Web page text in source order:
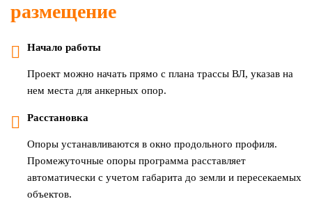
размещение
Начало работы
Проект можно начать прямо с плана трассы ВЛ, указав на
нем места для анкерных опор.
Расстановка
Опоры устанавливаются в окно продольного профиля.
Промежуточные опоры программа расставляет
автоматически с учетом габарита до земли и пересекаемых
объектов.